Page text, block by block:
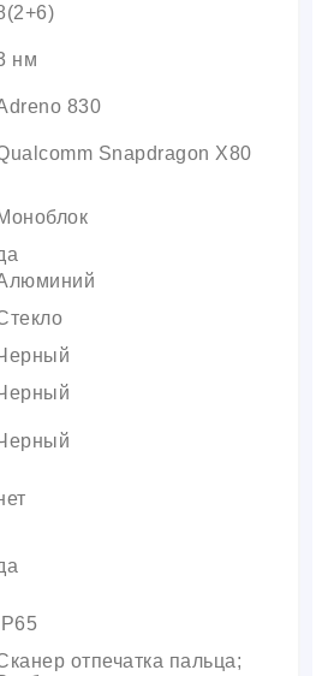
нм
830
Snapdragon X80
IP65
отпечатка пальца;